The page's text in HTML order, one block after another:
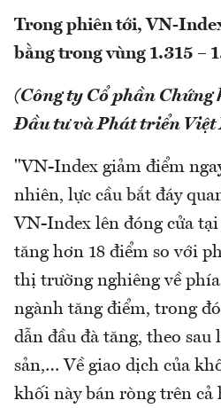
Trong phiên tới, VN-
bằng trong vùng 1.315 –
(Công ty Cổ phần Chứng
Đầu tư và Phát triển Việt
"VN-Index giảm điểm
nhiên, lực cầu bắt đáy
VN-Index lên đóng cửa tại
tăng hơn 18 điểm so với
thị trường nghiêng về
ngành tăng điểm, trong
dẫn đầu đà tăng, theo sau
sản,… Về giao dịch của
khối này bán ròng trên cả